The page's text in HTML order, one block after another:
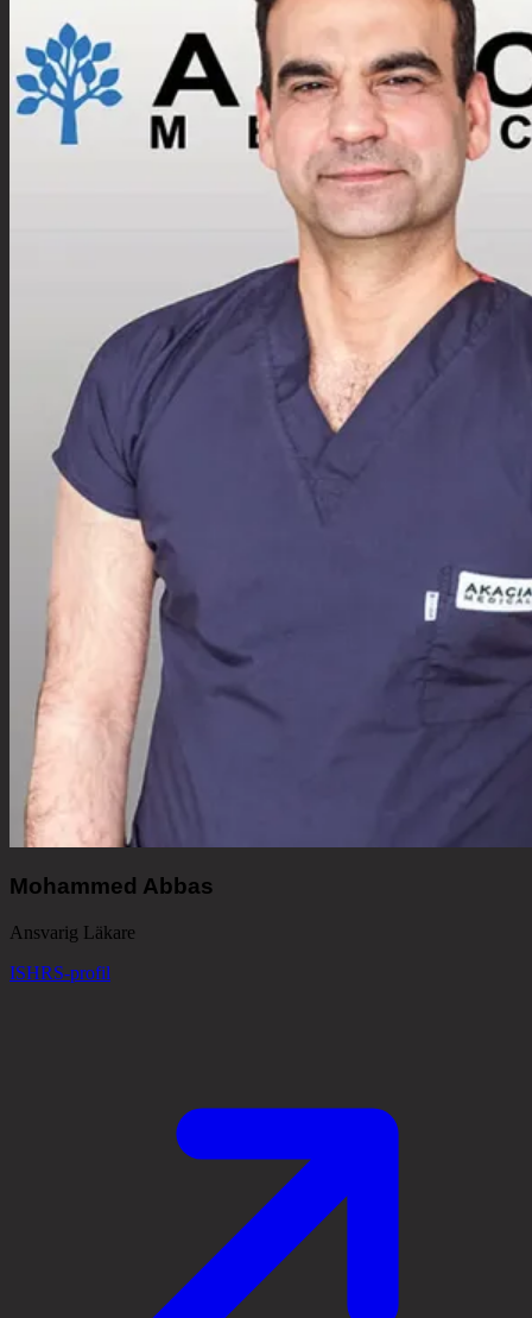
Mohammed Abbas
Ansvarig Läkare
ISHRS-profil